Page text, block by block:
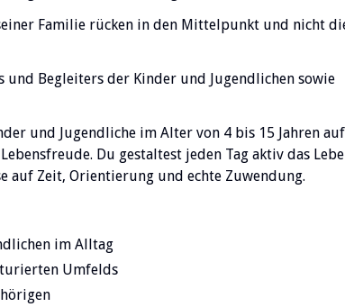
Familie rücken in den Mittelpunkt und nicht
Begleiters der Kinder und Jugendlichen sowie
und Jugendliche im Alter von 4 bis 15 Jahren auf
Du gestaltest jeden Tag aktiv das
auf Zeit, Orientierung und echte Zuwendung.
im Alltag
Umfelds